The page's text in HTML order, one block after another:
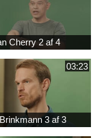
Cherry 2 af 4
03:23
3 af 3